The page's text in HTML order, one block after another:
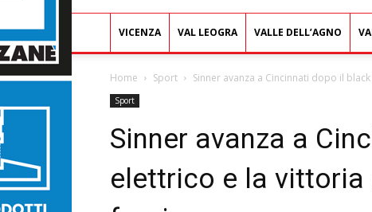
VICENZA VAL LEOGRA VALLE DELL’AGNO
Home Sport Sinner avanza a Cincinnati dopo il
Sport
Sinner avanza a
elettrico e la vittoria